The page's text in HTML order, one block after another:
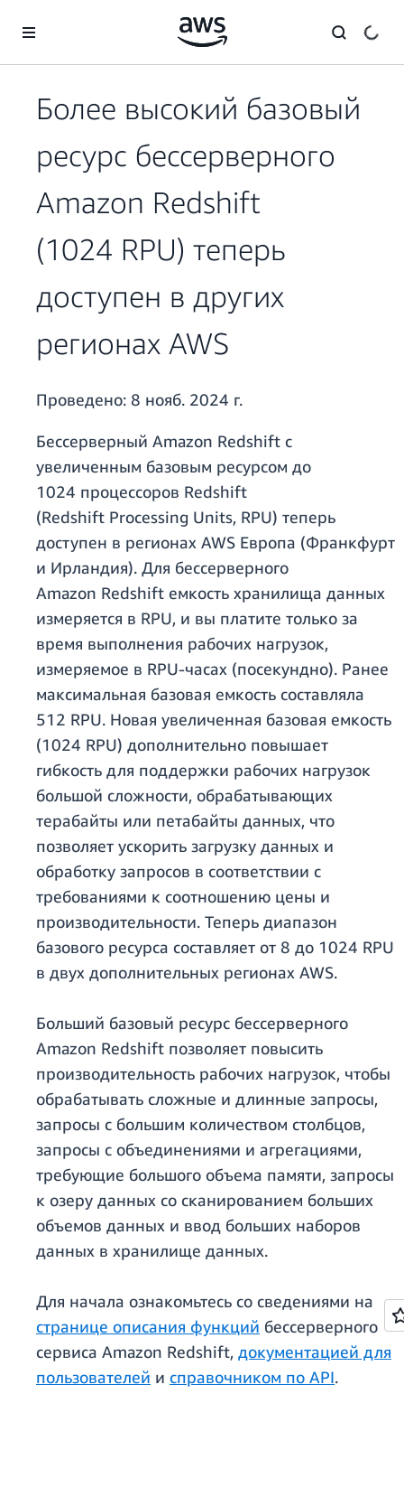
Перейти к главному контенту
Более высокий базовый
ресурс бессерверного
Amazon Redshift
(1024 RPU) теперь
доступен в других
регионах AWS
Проведено: 8 нояб. 2024 г.
Бессерверный Amazon Redshift с
увеличенным базовым ресурсом до
1024 процессоров Redshift
(Redshift Processing Units, RPU) теперь
доступен в регионах AWS Европа (Франкфурт
и Ирландия). Для бессерверного
Amazon Redshift емкость хранилища данных
измеряется в RPU, и вы платите только за
время выполнения рабочих нагрузок,
измеряемое в RPU-часах (посекундно). Ранее
максимальная базовая емкость составляла
512 RPU. Новая увеличенная базовая емкость
(1024 RPU) дополнительно повышает
гибкость для поддержки рабочих нагрузок
большой сложности, обрабатывающих
терабайты или петабайты данных, что
позволяет ускорить загрузку данных и
обработку запросов в соответствии с
требованиями к соотношению цены и
производительности. Теперь диапазон
базового ресурса составляет от 8 до 1024 RPU
в двух дополнительных регионах AWS.
Больший базовый ресурс бессерверного
Amazon Redshift позволяет повысить
производительность рабочих нагрузок, чтобы
обрабатывать сложные и длинные запросы,
запросы с большим количеством столбцов,
запросы с объединениями и агрегациями,
требующие большого объема памяти, запросы
к озеру данных со сканированием больших
объемов данных и ввод больших наборов
данных в хранилище данных.
Для начала ознакомьтесь со сведениями на
странице описания функций бессерверного
сервиса Amazon Redshift, документацией для
пользователей и справочником по API.